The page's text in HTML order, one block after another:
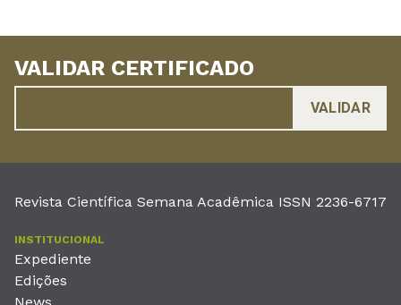
VALIDAR CERTIFICADO
Revista Científica Semana Acadêmica ISSN 2236-6717
INSTITUCIONAL
Expediente
Edições